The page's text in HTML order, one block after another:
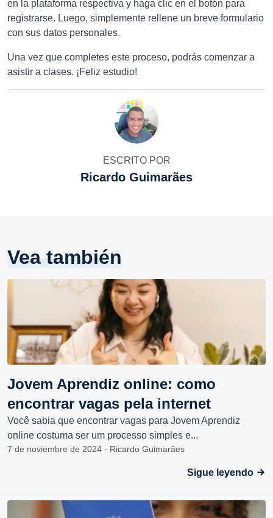
en la plataforma respectiva y haga clic en el botón para
registrarse. Luego, simplemente rellene un breve formulario
con sus datos personales.
Una vez que completes este proceso, podrás comenzar a
asistir a clases. ¡Feliz estudio!
ESCRITO POR
Ricardo Guimarães
Vea también
Jovem Aprendiz online: como
encontrar vagas pela internet
Você sabia que encontrar vagas para Jovem Aprendiz
online costuma ser um processo simples e...
7 de noviembre de 2024 - Ricardo Guimarães
Sigue leyendo